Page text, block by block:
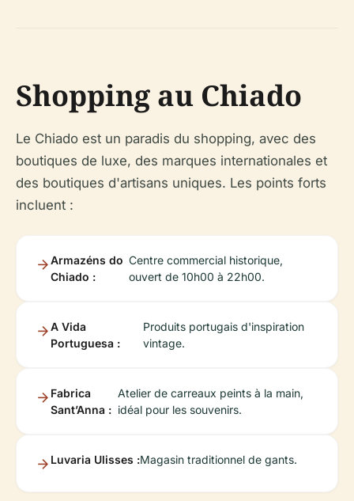
Shopping au Chiado
Le Chiado est un paradis du shopping, avec des
boutiques de luxe, des marques internationales et
des boutiques d'artisans uniques. Les points forts
incluent :
Armazéns do
Chiado :
Centre commercial historique,
ouvert de 10h00 à 22h00.
A Vida
Portuguesa :
Produits portugais d'inspiration
vintage.
Fabrica
Sant’Anna :
Atelier de carreaux peints à la main,
idéal pour les souvenirs.
Luvaria Ulisses :Magasin traditionnel de gants.